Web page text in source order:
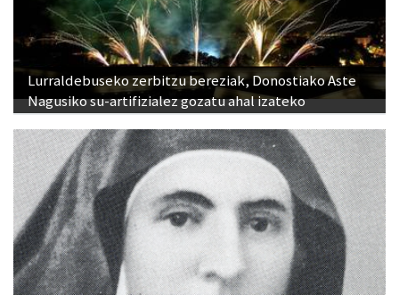
Lurraldebuseko zerbitzu bereziak, Donostiako Aste
Nagusiko su-artifizialez gozatu ahal izateko